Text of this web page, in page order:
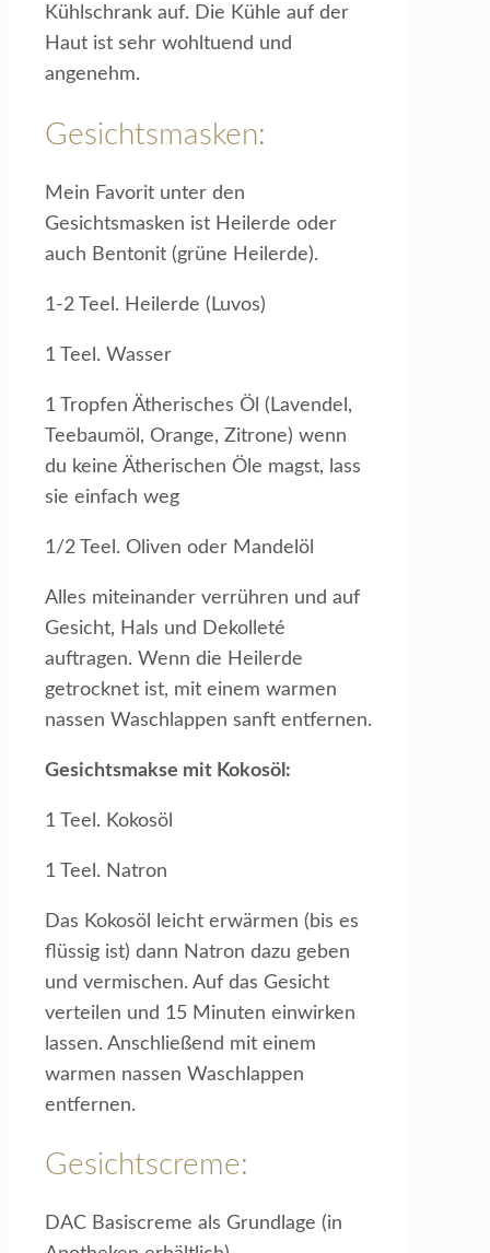
Kühlschrank auf. Die Kühle auf der
Haut ist sehr wohltuend und
angenehm.
Gesichtsmasken:
Mein Favorit unter den
Gesichtsmasken ist Heilerde oder
auch Bentonit (grüne Heilerde).
1-2 Teel. Heilerde (Luvos)
1 Teel. Wasser
1 Tropfen Ätherisches Öl (Lavendel,
Teebaumöl, Orange, Zitrone) wenn
du keine Ätherischen Öle magst, lass
sie einfach weg
1/2 Teel. Oliven oder Mandelöl
Alles miteinander verrühren und auf
Gesicht, Hals und Dekolleté
auftragen. Wenn die Heilerde
getrocknet ist, mit einem warmen
nassen Waschlappen sanft entfernen.
Gesichtsmakse mit Kokosöl:
1 Teel. Kokosöl
1 Teel. Natron
Das Kokosöl leicht erwärmen (bis es
flüssig ist) dann Natron dazu geben
und vermischen. Auf das Gesicht
verteilen und 15 Minuten einwirken
lassen. Anschließend mit einem
warmen nassen Waschlappen
entfernen.
Gesichtscreme:
DAC Basiscreme als Grundlage (in